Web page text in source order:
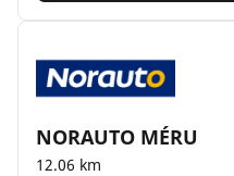
NORAUTO MÉRU
12.06 km